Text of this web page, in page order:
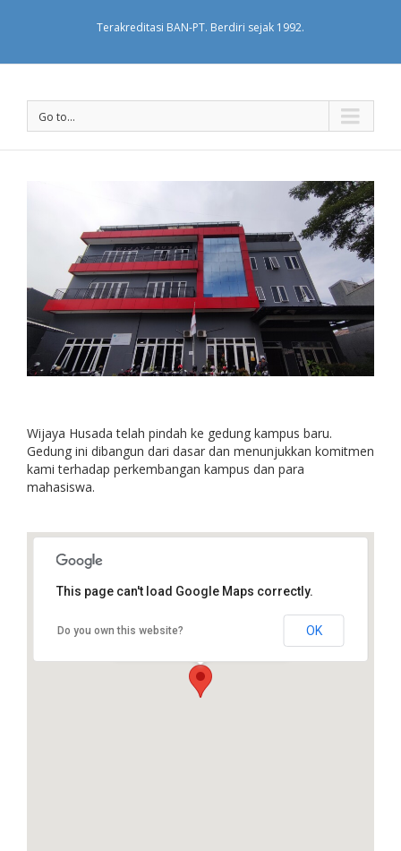
Terakreditasi BAN-PT. Berdiri sejak 1992.
Go to...
Wijaya Husada telah pindah ke gedung kampus baru.
Gedung ini dibangun dari dasar dan menunjukkan komitmen
kami terhadap perkembangan kampus dan para
mahasiswa.
Dekat Giant/Surya Kencana,
This page can't load Google Maps correctly.
Do you own this website? OK